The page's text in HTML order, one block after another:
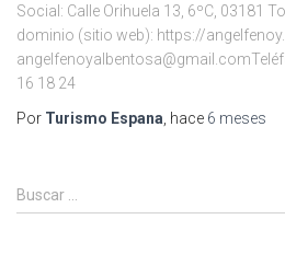
Social: Calle Orihuela 13, 6ºC, 03181
dominio (sitio web): https://
16 18 24
Por Turismo Espana , hace 6 meses
B
u
Buscar …